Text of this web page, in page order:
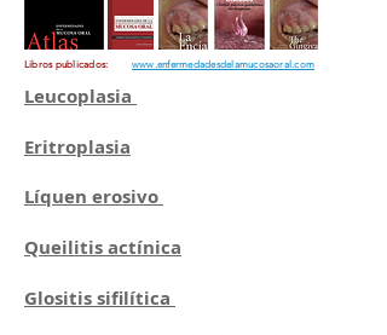
Leucoplasia
Eritroplasia
Líquen erosivo
Queilitis actínica
Glositis sifilítica
www.enfermedadesdelamucosaoral.com
Libros publicados: